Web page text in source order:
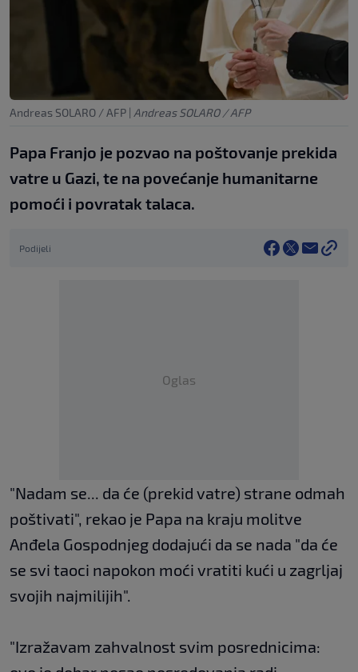
Andreas SOLARO / AFP | Andreas SOLARO / AFP
Papa Franjo je pozvao na poštovanje prekida
vatre u Gazi, te na povećanje humanitarne
pomoći i povratak talaca.
Podijeli
Oglas
"Nadam se... da će (prekid vatre) strane odmah
poštivati", rekao je Papa na kraju molitve
Anđela Gospodnjeg dodajući da se nada "da će
se svi taoci napokon moći vratiti kući u zagrljaj
svojih najmilijih".
"Izražavam zahvalnost svim posrednicima: